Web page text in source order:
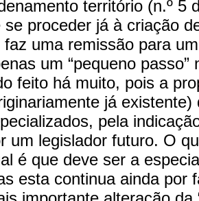
território (n.º 5
se proceder já à criação
faz uma remissão para
um “pequeno
feito há muito, pois a
já
pela
um legislador futuro. O
é que deve ser a
esta continua ainda por